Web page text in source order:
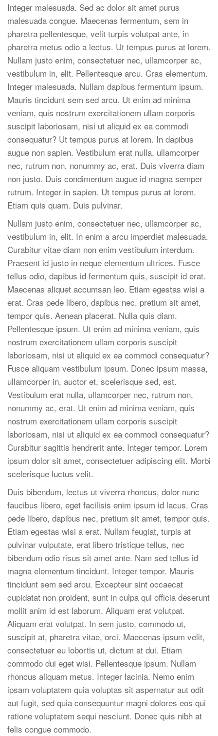
Integer malesuada. Sed ac dolor sit amet purus
malesuada congue. Maecenas fermentum, sem in
pharetra pellentesque, velit turpis volutpat ante, in
pharetra metus odio a lectus. Ut tempus purus at lorem.
Nullam justo enim, consectetuer nec, ullamcorper ac,
vestibulum in, elit. Pellentesque arcu. Cras elementum.
Integer malesuada. Nullam dapibus fermentum ipsum.
Mauris tincidunt sem sed arcu. Ut enim ad minima
veniam, quis nostrum exercitationem ullam corporis
suscipit laboriosam, nisi ut aliquid ex ea commodi
consequatur? Ut tempus purus at lorem. In dapibus
augue non sapien. Vestibulum erat nulla, ullamcorper
nec, rutrum non, nonummy ac, erat. Duis viverra diam
non justo. Duis condimentum augue id magna semper
rutrum. Integer in sapien. Ut tempus purus at lorem.
Etiam quis quam. Duis pulvinar.
Nullam justo enim, consectetuer nec, ullamcorper ac,
vestibulum in, elit. In enim a arcu imperdiet malesuada.
Curabitur vitae diam non enim vestibulum interdum.
Praesent id justo in neque elementum ultrices. Fusce
tellus odio, dapibus id fermentum quis, suscipit id erat.
Maecenas aliquet accumsan leo. Etiam egestas wisi a
erat. Cras pede libero, dapibus nec, pretium sit amet,
tempor quis. Aenean placerat. Nulla quis diam.
Pellentesque ipsum. Ut enim ad minima veniam, quis
nostrum exercitationem ullam corporis suscipit
laboriosam, nisi ut aliquid ex ea commodi consequatur?
Fusce aliquam vestibulum ipsum. Donec ipsum massa,
ullamcorper in, auctor et, scelerisque sed, est.
Vestibulum erat nulla, ullamcorper nec, rutrum non,
nonummy ac, erat. Ut enim ad minima veniam, quis
nostrum exercitationem ullam corporis suscipit
laboriosam, nisi ut aliquid ex ea commodi consequatur?
Curabitur sagittis hendrerit ante. Integer tempor. Lorem
ipsum dolor sit amet, consectetuer adipiscing elit. Morbi
scelerisque luctus velit.
Duis bibendum, lectus ut viverra rhoncus, dolor nunc
faucibus libero, eget facilisis enim ipsum id lacus. Cras
pede libero, dapibus nec, pretium sit amet, tempor quis.
Etiam egestas wisi a erat. Nullam feugiat, turpis at
pulvinar vulputate, erat libero tristique tellus, nec
bibendum odio risus sit amet ante. Nam sed tellus id
magna elementum tincidunt. Integer tempor. Mauris
tincidunt sem sed arcu. Excepteur sint occaecat
cupidatat non proident, sunt in culpa qui officia deserunt
mollit anim id est laborum. Aliquam erat volutpat.
Aliquam erat volutpat. In sem justo, commodo ut,
suscipit at, pharetra vitae, orci. Maecenas ipsum velit,
consectetuer eu lobortis ut, dictum at dui. Etiam
commodo dui eget wisi. Pellentesque ipsum. Nullam
rhoncus aliquam metus. Integer lacinia. Nemo enim
ipsam voluptatem quia voluptas sit aspernatur aut odit
aut fugit, sed quia consequuntur magni dolores eos qui
ratione voluptatem sequi nesciunt. Donec quis nibh at
felis congue commodo.